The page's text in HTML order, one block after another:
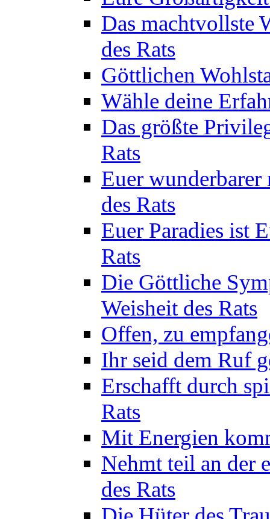
Das machtvollste
des Rats
Göttlichen
Wähle deine
Das größte
Rats
Euer
des Rats
Euer Paradies ist
Rats
Die Göttliche
Weisheit des Rats
Offen, zu
Ihr seid dem Ruf
Erschafft durch
Rats
Mit Energien
Nehmt teil an der
des Rats